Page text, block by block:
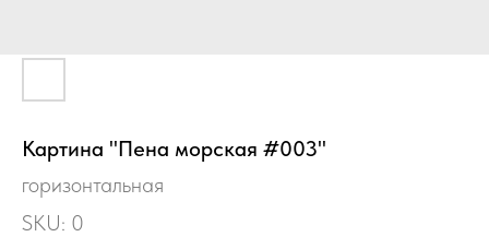
Картина "Пена морская #003"
горизонтальная
SKU: 0